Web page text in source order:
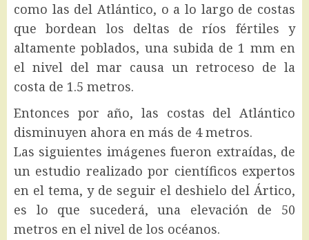
como las del Atlántico, o a lo largo de costas
que bordean los deltas de ríos fértiles y
altamente poblados, una subida de 1 mm en
el nivel del mar causa un retroceso de la
costa de 1.5 metros.
Entonces por año, las costas del Atlántico
disminuyen ahora en más de 4 metros.
Las siguientes imágenes fueron extraídas, de
un estudio realizado por científicos expertos
en el tema, y de seguir el deshielo del Ártico,
es lo que sucederá, una elevación de 50
metros en el nivel de los océanos.